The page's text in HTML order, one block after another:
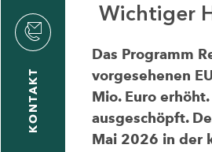
KONTAKT
Wichtiger
Das Programm
vorgesehenen
Mio. Euro
ausgeschöpft.
Mai 2026 in der